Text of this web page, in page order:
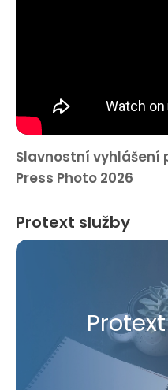
Slavnostní vyhlášení
Press Photo 2026
Protext služby